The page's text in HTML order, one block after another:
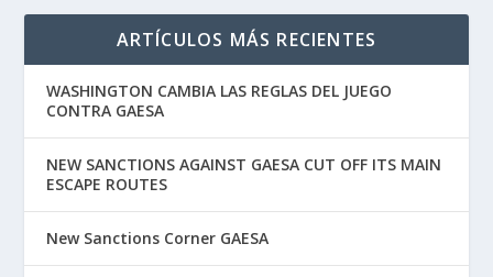
ARTÍCULOS MÁS RECIENTES
WASHINGTON CAMBIA LAS REGLAS DEL JUEGO
CONTRA GAESA
NEW SANCTIONS AGAINST GAESA CUT OFF ITS MAIN
ESCAPE ROUTES
New Sanctions Corner GAESA